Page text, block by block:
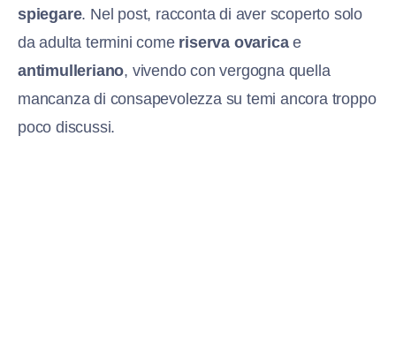
spiegare. Nel post, racconta di aver scoperto solo
da adulta termini come riserva ovaricae
antimulleriano, vivendo con vergogna quella
mancanza di consapevolezza su temi ancora troppo
poco discussi.